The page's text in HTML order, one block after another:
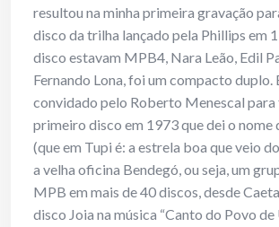
resultou na minha primeira gravação
disco da trilha lançado pela Phillips em
disco estavam MPB4, Nara Leão, Edil
Fernando Lona, foi um compacto duplo.
convidado pelo Roberto Menescal para
primeiro disco em 1973 que dei o nome
(que em Tupi é: a estrela boa que veio
a velha oficina Bendegó, ou seja, um
MPB em mais de 40 discos, desde
disco Joia na música “Canto do Povo de